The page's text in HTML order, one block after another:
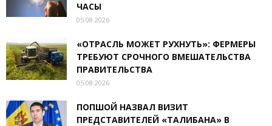
ЧАСЫ
05.08.2026
«ОТРАСЛЬ МОЖЕТ РУХНУТЬ»: ФЕРМЕРЫ
ТРЕБУЮТ СРОЧНОГО ВМЕШАТЕЛЬСТВА
ПРАВИТЕЛЬСТВА
05.08.2026
ПОПШОЙ НАЗВАЛ ВИЗИТ
ПРЕДСТАВИТЕЛЕЙ «ТАЛИБАНА» В